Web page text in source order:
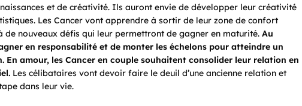
et de créativité. Ils auront envie de développer leur créativité
Les Cancer vont apprendre à sortir de leur zone de confort
de nouveaux défis qui leur permettront de gagner en maturité. Au
en responsabilité et de monter les échelons pour atteindre un
En amour, les Cancer en couple souhaitent consolider leur relation en
Les célibataires vont devoir faire le deuil d’une ancienne relation et
dans leur vie.